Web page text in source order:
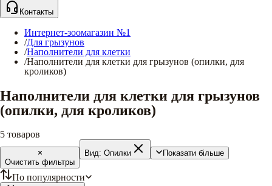
Контакты
Интернет-зоомагазин №1
/Для грызунов
/Наполнители для клетки
/Наполнители для клетки для грызунов (опилки, для
кроликов)
Наполнители для клетки для грызунов
(опилки, для кроликов)
5 товаров
Очистить фильтры
Вид: Опилки Показати більше
По популярности